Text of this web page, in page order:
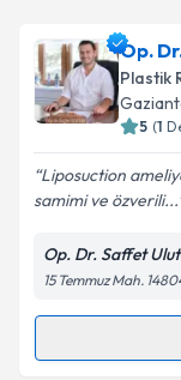
takvim
E-posta
Op.
Plastik
5 (1
Liposuction
samimi ve özverili...
Op. Dr. Saffet
15 Temmuz Mah.
Randevu